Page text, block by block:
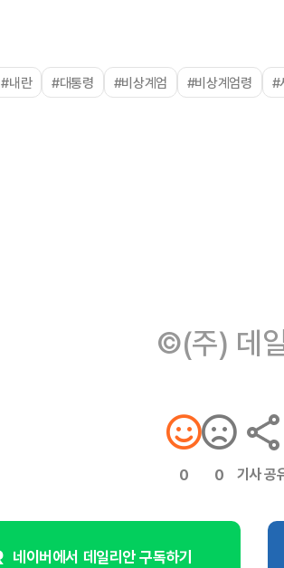
#내란 #대통령 #비상계엄 #비상계엄령 #
©(주) 데
0 0 기사 공
네이버에서 데일리안 구독하기